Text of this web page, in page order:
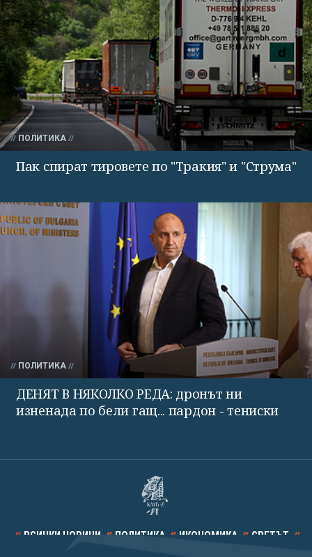
ПОЛИТИКА
Пак спират тировете по "Тракия" и "Струма"
ПОЛИТИКА
ДЕНЯТ В НЯКОЛКО РЕДА: дронът ни
изненада по бели гащ... пардон - тениски
ВСИЧКИ НОВИНИ ПОЛИТИКА ИКОНОМИКА СВЕТЪТ